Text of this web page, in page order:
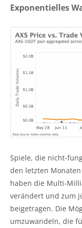
Exponentielles
Spiele, die nicht-
den letzten
haben die Multi-
verändert und zum
beigetragen. Die
umzuwandeln, die